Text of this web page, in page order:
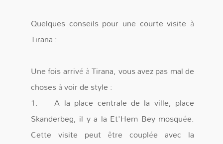
Quelques conseils pour une courte visite à
Tirana :
Une fois arrivé à Tirana, vous avez pas mal de
choses à voir de style :
1. A la place centrale de la ville, place
Skanderbeg, il y a la Et'Hem Bey mosquée.
Cette visite peut être couplée avec la